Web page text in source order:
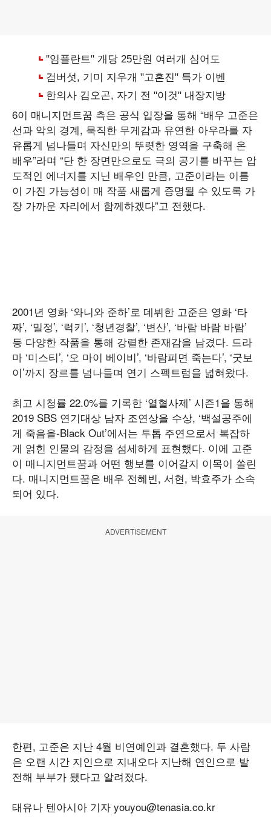
6이 매니지먼트꿈 측은 공식 입장을 통해 “배우 고준은
선과 악의 경계, 묵직한 무게감과 유연한 아우라를 자
유롭게 넘나들며 자신만의 뚜렷한 영역을 구축해 온
배우”라며 “단 한 장면만으로도 극의 공기를 바꾸는 압
도적인 에너지를 지닌 배우인 만큼, 고준이라는 이름
이 가진 가능성이 매 작품 새롭게 증명될 수 있도록 가
장 가까운 자리에서 함께하겠다”고 전했다.
2001년 영화 ‘와니와 준하’로 데뷔한 고준은 영화 ‘타
짜’, ‘밀정’, ‘럭키’, ‘청년경찰’, ‘변산’, ‘바람 바람 바람’
등 다양한 작품을 통해 강렬한 존재감을 남겼다. 드라
마 ‘미스티’, ‘오 마이 베이비’, ‘바람피면 죽는다’, ‘굿보
이’까지 장르를 넘나들며 연기 스펙트럼을 넓혀왔다.
최고 시청률 22.0%를 기록한 ‘열혈사제’ 시즌1을 통해
2019 SBS 연기대상 남자 조연상을 수상, ‘백설공주에
게 죽음을-Black Out’에서는 투톱 주연으로서 복잡하
게 얽힌 인물의 감정을 섬세하게 표현했다. 이에 고준
이 매니지먼트꿈과 어떤 행보를 이어갈지 이목이 쏠린
다. 매니지먼트꿈은 배우 전혜빈, 서현, 박효주가 소속
되어 있다.
ADVERTISEMENT
한편, 고준은 지난 4월 비연예인과 결혼했다. 두 사람
은 오랜 시간 지인으로 지내오다 지난해 연인으로 발
전해 부부가 됐다고 알려졌다.
태유나 텐아시아 기자 youyou@tenasia.co.kr